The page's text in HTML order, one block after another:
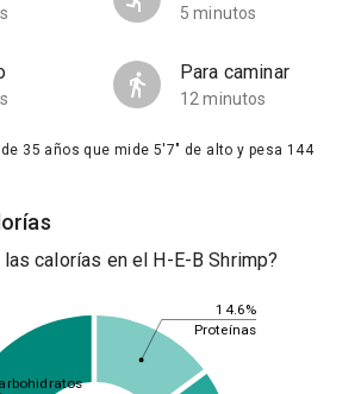
5 minutos
Para caminar
12 minutos
35 años que mide 5'7" de alto y pesa 144
calorías en el H-E-B Shrimp?
14.6%
Proteínas